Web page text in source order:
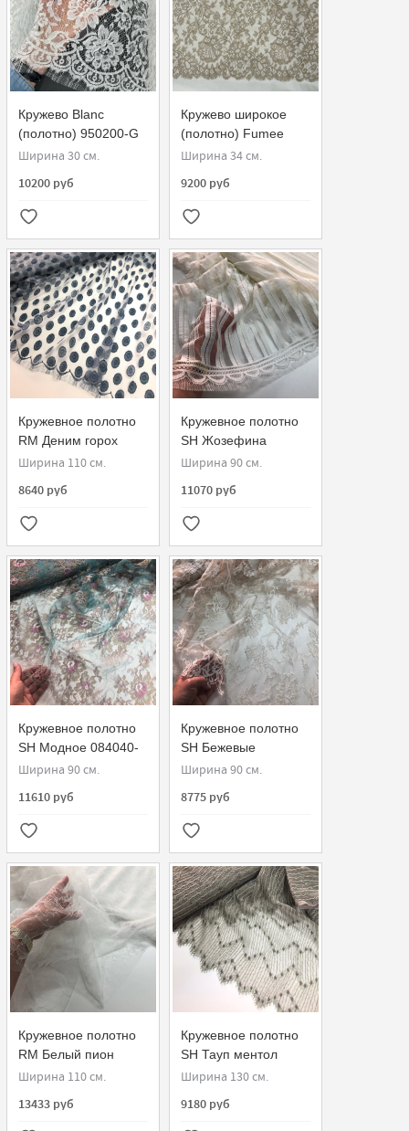
Кружево Blanc
(полотно) 950200-G
Sophie Hallette
Ширина 30 см.
10200 руб
Кружево широкое
(полотно) Fumee
090250-G
Ширина 34 см.
9200 руб
Кружевное полотно
RM Деним горох
184740-G
Ширина 110 см.
8640 руб
Кружевное полотно
SH Жозефина
184240-G
Ширина 90 см.
11070 руб
Кружевное полотно
SH Модное 084040-
G
Ширина 90 см.
11610 руб
Кружевное полотно
SH Бежевые
анемоны 950010-G
Ширина 90 см.
8775 руб
Кружевное полотно
RM Белый пион
901820-G
Ширина 110 см.
13433 руб
Кружевное полотно
SH Тауп ментол
140265.23
Ширина 130 см.
9180 руб